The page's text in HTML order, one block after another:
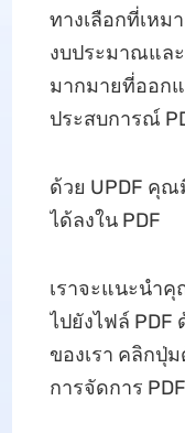
ทางเลือกที่เหม
งบประมาณแล
มากมายที่ออก
ประสบการณ์
ด้วย UPDF คุ
ได้ลงใน PDF
เราจะแนะนำคุ
ไปยังไฟล์
ของเรา คลิกปุ่
การจัดการ